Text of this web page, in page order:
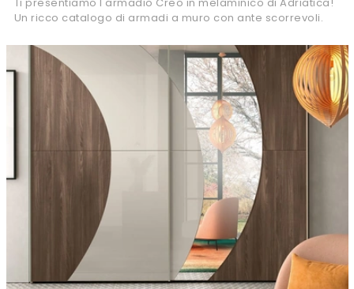
Un ricco catalogo di armadi a muro con ante scorrevoli.